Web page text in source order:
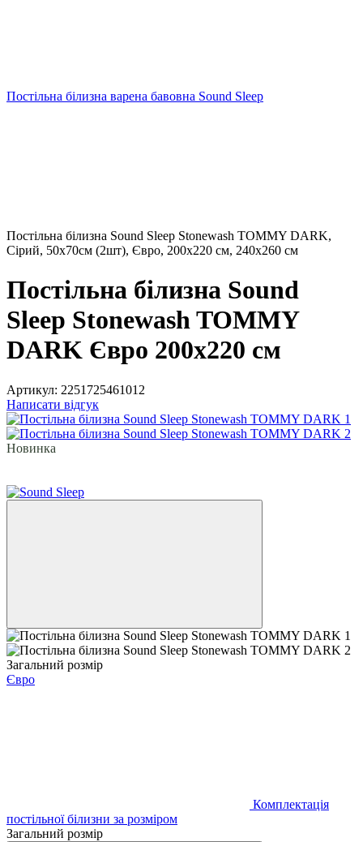
Постільна білизна варена бавовна Sound Sleep
Постільна білизна Sound Sleep Stonewash TOMMY DARK,
Сірий, 50х70см (2шт), Євро, 200х220 см, 240х260 см
Постільна білизна Sound
Sleep Stonewash TOMMY
DARK Євро 200х220 см
Артикул: 2251725461012
Написати відгук
Новинка
Загальний розмір
Євро
Комплектація
постільної білизни за розміром
Загальний розмір